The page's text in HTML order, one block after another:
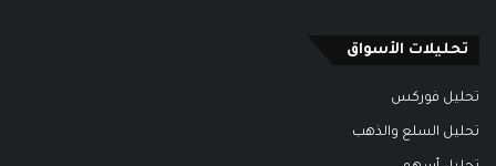
تحليلات الأسواق
تحليل فوركس
تحليل السلع والذهب